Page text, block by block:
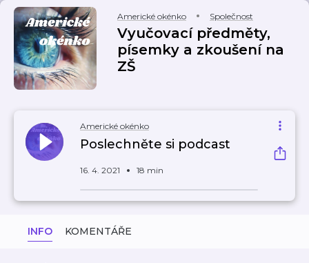
Americké okénko Společnost
Vyučovací předměty,
písemky a zkoušení na
ZŠ
Americké okénko
Poslechněte si podcast
16. 4. 2021 18 min
INFO KOMENTÁŘE